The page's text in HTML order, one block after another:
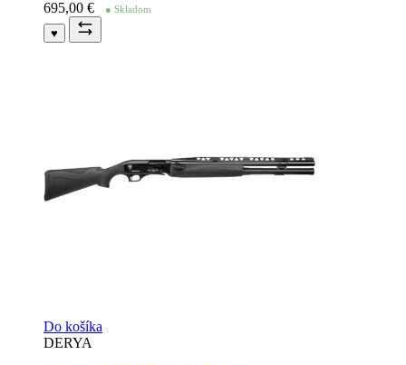
695,00 € ● Skladom
♥
Do košíka
DERYA